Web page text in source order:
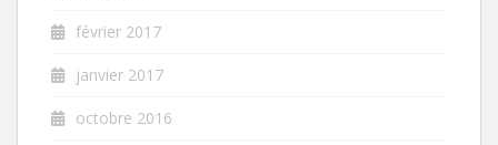
février 2017
janvier 2017
octobre 2016